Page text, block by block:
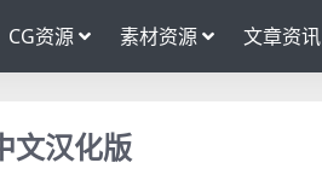
CG资源 素材资源 文章资讯
文汉化版